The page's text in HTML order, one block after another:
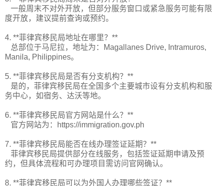
一般周末不对外开放，但部分服务窗口或紧急服务可能有限
度开放，建议提前查询或预约。
4. **菲律宾移民局地址在哪里？**
总部位于马尼拉，地址为：Magallanes Drive, Intramuros,
Manila, Philippines。
5. **菲律宾移民局是否有分支机构？**
是的，菲律宾移民局在全国多个主要城市设有分支机构和服
务中心，如宿务、达沃等地。
6. **菲律宾移民局官方网站是什么？**
官方网站为：https://immigration.gov.ph
7. **菲律宾移民局能否在线办理签证延期？**
菲律宾移民局提供部分在线服务，包括签证延期申请及预
约，但具体流程和可办理项目需访问官网确认。
8. **菲律宾移民局可以为外国人办理哪些签证？**